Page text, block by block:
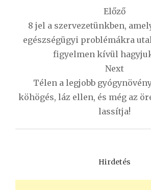
navigáció
Előző
8 jel a szervezetünkben,
egészségügyi problémákra
figyelmen kívül
Next
Télen a legjobb
köhögés, láz ellen, és még az
lassítja!
Hirdetés